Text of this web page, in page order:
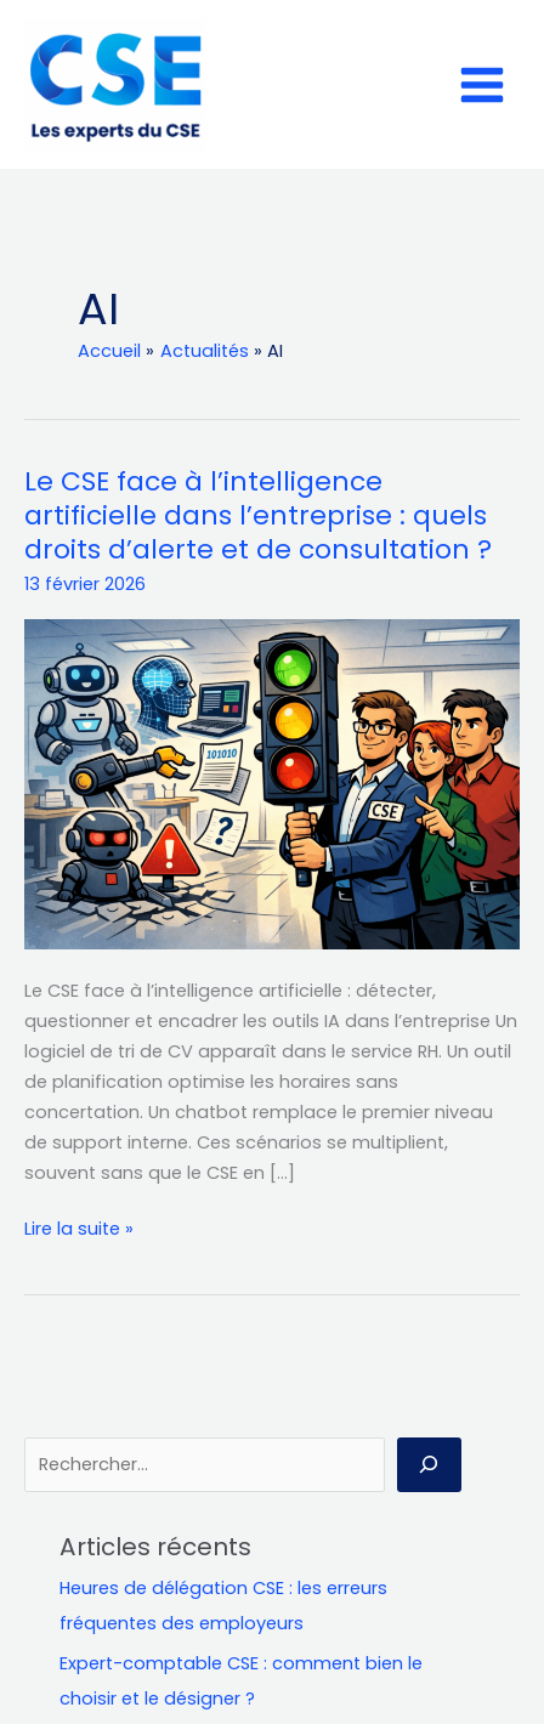
contenu
AI
Accueil Actualités AI
Le CSE face à l’intelligence
artificielle dans l’entreprise : quels
droits d’alerte et de consultation ?
13 février 2026
Le CSE face à l’intelligence artificielle : détecter,
questionner et encadrer les outils IA dans l’entreprise Un
logiciel de tri de CV apparaît dans le service RH. Un outil
de planification optimise les horaires sans
concertation. Un chatbot remplace le premier niveau
de support interne. Ces scénarios se multiplient,
souvent sans que le CSE en […]
Le
CSE
face
artificielle
dans
l’entreprise
quels
droits
d’alerte
et
de
consultation
?
Lire la suite »
e
Articles récents
Heures de délégation CSE : les erreurs
fréquentes des employeurs
Expert-comptable CSE : comment bien le
choisir et le désigner ?